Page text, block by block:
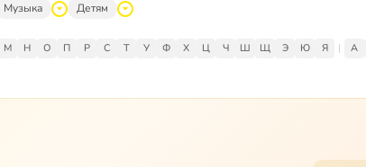
Музыка Детям
М Н О П Р С Т У Ф Х Ц Ч Ш Щ Э Ю Я | A